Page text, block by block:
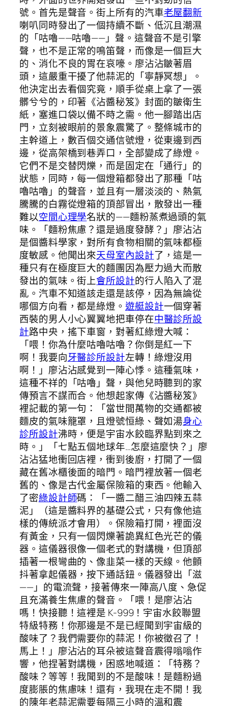
號。首先是聲音。街上所有的汽車老屋翻新
喇叭同時發出了一個持續不斷、低沉且潮濕
的「咕嚕——咕嚕——」聲。這聲音不是引擎
聲，也不是正常的鳴笛聲，而像是一個巨大
的、消化不良的胃在哀嚎。廖沾沾皺著眉
頭，這嚴重干擾了他蒜泥的「寧靜冥想」。
他決定出去看個究竟，順手從桌上拿了一張
髒兮兮的，印著《沾醬秘笈》封面的皺衛生
紙，塞進口袋以備不時之需。他一腳踏出店
門，立刻被眼前的景象震驚了。整條城市的
主幹道上，數百個交通信號燈，從東邊到西
邊，從高架橋到巷弄口，全部變成了綠燈。
它們不是交替閃爍，而是固定在「通行」的
狀態，同時，每一個燈箱都發出了那種「咕
嚕咕嚕」的聲音，並且有一層淡淡的、熱氣
騰騰的白霧從燈箱的頂部冒出，散發出一種
難以空間心理學名狀的——麵粉蒸煮過頭的氣
味。「麵粉焦慮？還是過度發酵？」廖沾沾
是個醬料學家，對所有食物相關的氣味都極
度敏感。他聞出來天母室內設計了，這是一
種只有在極度巨大的麵團因為壓力過大而散
發出的氣味。街上會所設計的行人陷入了混
亂。汽車不知道該走還是該停，因為無論從
哪個方向看，都是綠燈。 遊艇設計一個穿著
西裝的男人小心翼翼地把車停在中醫診所設
計路中央，搖下車窗，對著紅綠燈大喊：
「喂！你為什麼咕嚕咕嚕？你倒是紅一下
啊！我要向牙醫診所設計左轉！綠燈沒用
啊！」廖沾沾感覺到一陣心悸。這種氣味，
這種不祥的「咕嚕」聲，與他兒時聽到的家
傳預言不謀而合。他想起家傳《沾醬秘笈》
裡記載的第一句：「當世間萬物的交通都被
麵皮的氣味籠罩，且燈號恒綠、聲如湯身心
診所設計沸時，便是宇宙水餃臨界點到來之
時。」「七點五個地球年…怎麼這麼快？」廖
沾沾猛地衝回店裡，衝到後廚，打開了一個
藏在舊冰櫃後面的暗門。暗門裡放著一個老
舊的、像是古代金屬保險箱的東西。他輸入
了密綠設計師碼：「一醬二醋三油四辣五蒜
泥」（這是醬料界的基礎公式，只有像他這
樣的傳統派才會用）。保險箱打開，裡面沒
有黃金，只有一個閃爍著詭異紅色光芒的儀
器。這儀器很像一個老式的對講機，但頂部
插著一根彎曲的、像韭菜一樣的天線。他顫
抖著拿起儀器，按下通話鈕。儀器發出「滋
——」的電流聲，接著傳來一陣高八度、急促
且充滿養生焦慮的聲音。「喂！是廖沾沾
嗎！快接聽！這裡是 K-999！宇宙水餃聯盟
特級特務！你那邊是不是已經聞到宇宙級的
酸味了？我們需要你的蒜泥！你被徵召了！
馬上！」廖沾沾的耳朵被這聲音震得嗡嗡作
響，他捏著對講機，困惑地喊道：「特務？
酸味？等等！我聞到的不是酸味！是麵粉過
度膨脹的焦慮味！還有，我現在走不開！我
的陳年老蒜泥需要每隔三小時的溫和震